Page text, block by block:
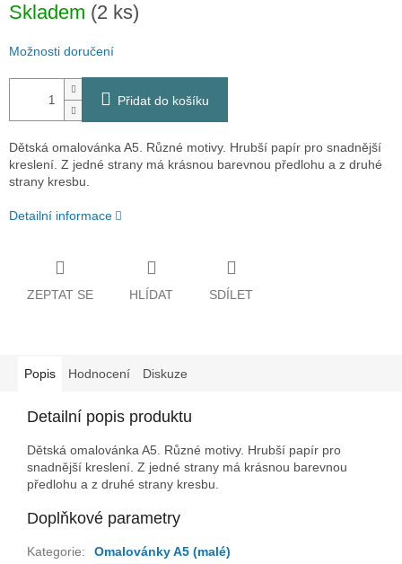
cena:
Skladem (2 ks)
Možnosti doručení
Přidat do košíku
Dětská omalovánka A5. Různé motivy. Hrubší papír pro snadnější
kreslení. Z jedné strany má krásnou barevnou předlohu a z druhé
strany kresbu.
Detailní informace
ZEPTAT SE HLÍDAT SDÍLET
Popis Hodnocení Diskuze
Detailní popis produktu
Dětská omalovánka A5. Různé motivy. Hrubší papír pro
snadnější kreslení. Z jedné strany má krásnou barevnou
předlohu a z druhé strany kresbu.
Doplňkové parametry
Kategorie:
Omalovánky A5 (malé)